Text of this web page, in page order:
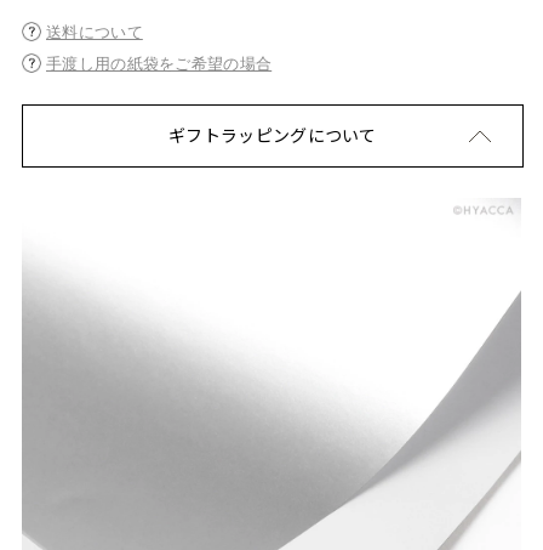
送料について
手渡し用の紙袋をご希望の場合
ギフトラッピングについて